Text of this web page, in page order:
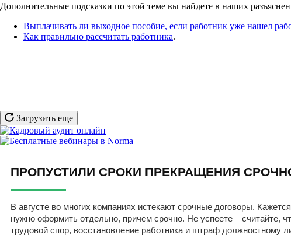
Дополнительные подсказки по этой теме вы найдете в наших
Выплачивать ли выходное пособие, если работник уже нашел
Как правильно рассчитать работника.
Загрузить еще
ПРОПУСТИЛИ СРОКИ ПРЕКРАЩЕНИЯ
В августе во многих компаниях истекают срочные договоры.
нужно оформить отдельно, причем срочно. Не успеете – считайте,
трудовой спор, восстановление работника и штраф должностному